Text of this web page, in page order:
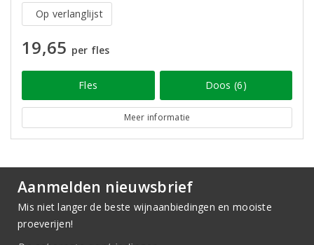
Op verlanglijst
19,65 per fles
Fles Doos (6)
Meer informatie
Aanmelden nieuwsbrief
Mis niet langer de beste wijnaanbiedingen en mooiste
proeverijen!